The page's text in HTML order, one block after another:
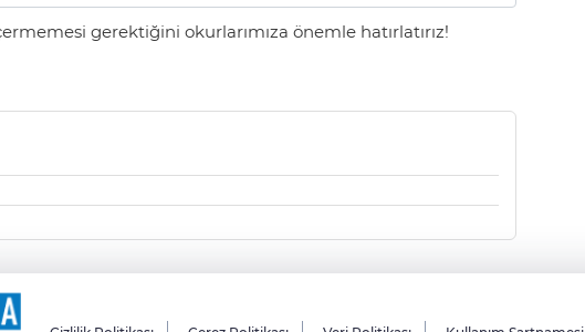
gerektiğini okurlarımıza önemle hatırlatırız!